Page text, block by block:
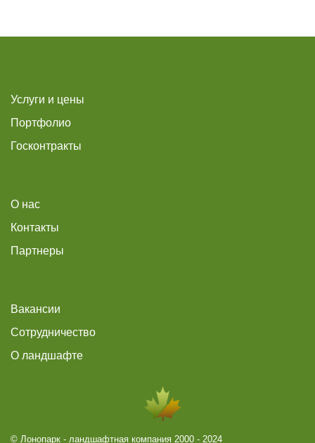
Услуги и цены
Портфолио
Госконтракты
О нас
Контакты
Партнеры
Вакансии
Сотрудничество
О ландшафте
© Лонопарк - ландшафтная компания 2000 - 2024